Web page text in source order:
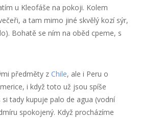
u Kleofáše na pokoji. Kolem
a tam mimo jiné skvělý kozí sýr,
Bohatě se ním na oběd cpeme, s
předměty z Chile, ale i Peru o
i když toto už jsou spíše
tady kupuje palo de agua (vodní
spokojený. Když procházíme